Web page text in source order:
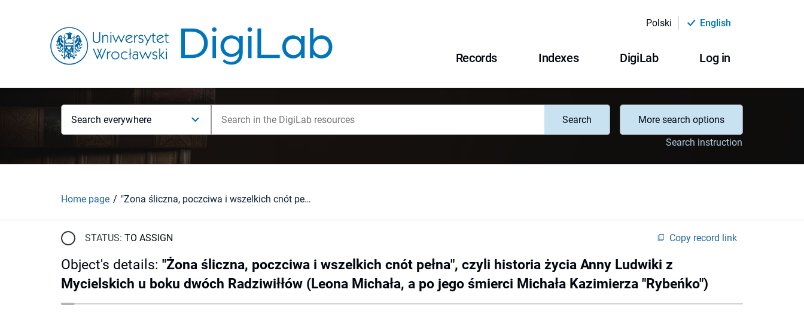
Polski English
Records Indexes DigiLab Log in
Search everywhere Search
More search options
Search instruction
Home page "Żona śliczna, poczciwa i wszelkich cnót pełna", czyli historia życia Anny Ludwiki z Mycielskich u boku dwóch Radziwiłłów (Leona Michała, a po jego śmierci Michała Kazimierza "Rybeńko")
STATUS: TO ASSIGN Copy record link
Object's details: "Żona śliczna, poczciwa i wszelkich cnót pełna", czyli historia życia Anny Ludwiki z
Mycielskich u boku dwóch Radziwiłłów (Leona Michała, a po jego śmierci Michała Kazimierza "Rybeńko")